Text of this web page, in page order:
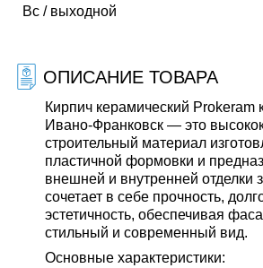
Вс / выходной
ОПИСАНИЕ ТОВАРА
Кирпич керамический Prokeram
Ивано-Франковск — это
строительный материал
пластичной формовки и
внешней и внутренней отделки
сочетает в себе прочность,
эстетичность, обеспечивая
стильный и современный вид.
Основные характеристики: